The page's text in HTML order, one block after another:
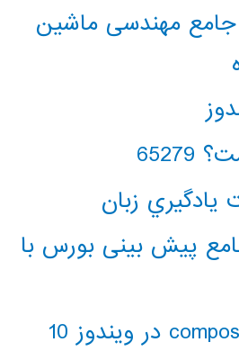
جامع مهندسی ماشین
زبان
پیش بینی بورس با